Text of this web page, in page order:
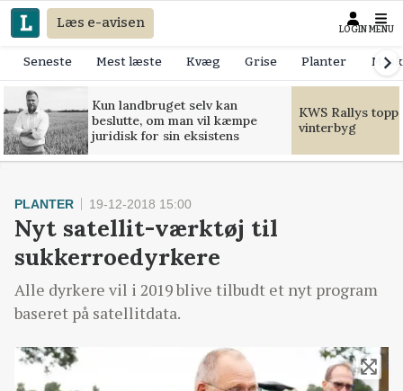
Læs e-avisen LOGIN MENU
Seneste Mest læste Kvæg Grise Planter
Kun landbruget selv kan
beslutte, om man vil kæmpe
juridisk for sin eksistens
KWS Rallys
vinterbyg
PLANTER 19-12-2018 15:00
Nyt satellit-værktøj til
sukkerroedyrkere
Alle dyrkere vil i 2019 blive tilbudt et nyt program
baseret på satellitdata.